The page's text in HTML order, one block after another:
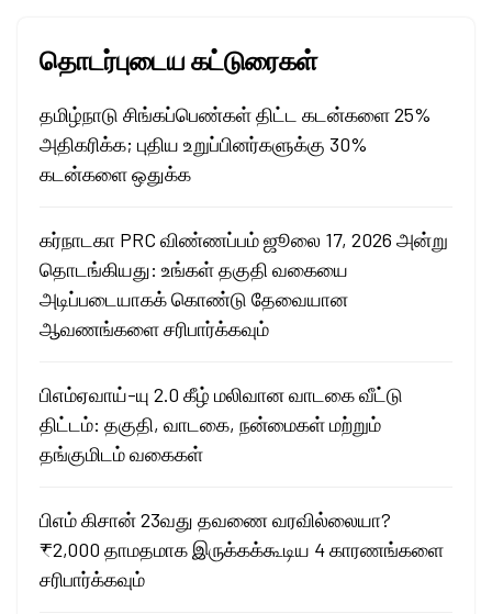
தொடர்புடைய கட்டுரைகள்
தமிழ்நாடு சிங்கப்பெண்கள் திட்ட கடன்களை 25%
அதிகரிக்க; புதிய உறுப்பினர்களுக்கு 30%
கடன்களை ஒதுக்க
கர்நாடகா PRC விண்ணப்பம் ஜூலை 17, 2026 அன்று
தொடங்கியது: உங்கள் தகுதி வகையை
அடிப்படையாகக் கொண்டு தேவையான
ஆவணங்களை சரிபார்க்கவும்
பிஎம்ஏவாய்-யு 2.0 கீழ் மலிவான வாடகை வீட்டு
திட்டம்: தகுதி, வாடகை, நன்மைகள் மற்றும்
தங்குமிடம் வகைகள்
பிஎம் கிசான் 23வது தவணை வரவில்லையா?
₹2,000 தாமதமாக இருக்கக்கூடிய 4 காரணங்களை
சரிபார்க்கவும்